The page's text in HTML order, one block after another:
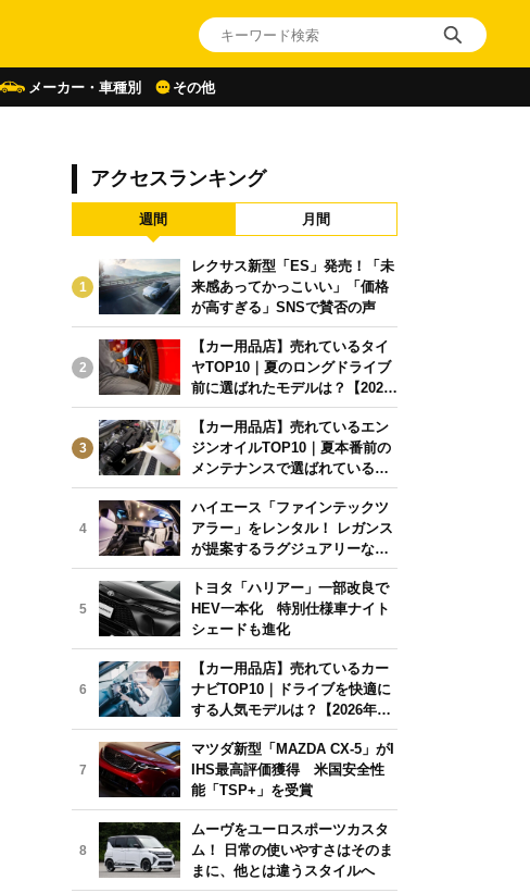
メーカー・車種別 その他
アクセスランキング
週間 月間
1
レクサス新型「ES」発売！「未
来感あってかっこいい」「価格
が高すぎる」SNSで賛否の声
2
【カー用品店】売れているタイ
ヤTOP10｜夏のロングドライブ
前に選ばれたモデルは？【2026
年6月版】
3
【カー用品店】売れているエン
ジンオイルTOP10｜夏本番前の
メンテナンスで選ばれている人
気モデルは？【2026年6月版】
4
ハイエース「ファインテックツ
アラー」をレンタル！ レガンス
が提案するラグジュアリーな移
動体験
5
トヨタ「ハリアー」一部改良で
HEV一本化 特別仕様車ナイト
シェードも進化
6
【カー用品店】売れているカー
ナビTOP10｜ドライブを快適に
する人気モデルは？【2026年6
月版】
7
マツダ新型「MAZDA CX-5」がI
IHS最高評価獲得 米国安全性
能「TSP+」を受賞
8
ムーヴをユーロスポーツカスタ
ム！ 日常の使いやすさはそのま
まに、他とは違うスタイルへ